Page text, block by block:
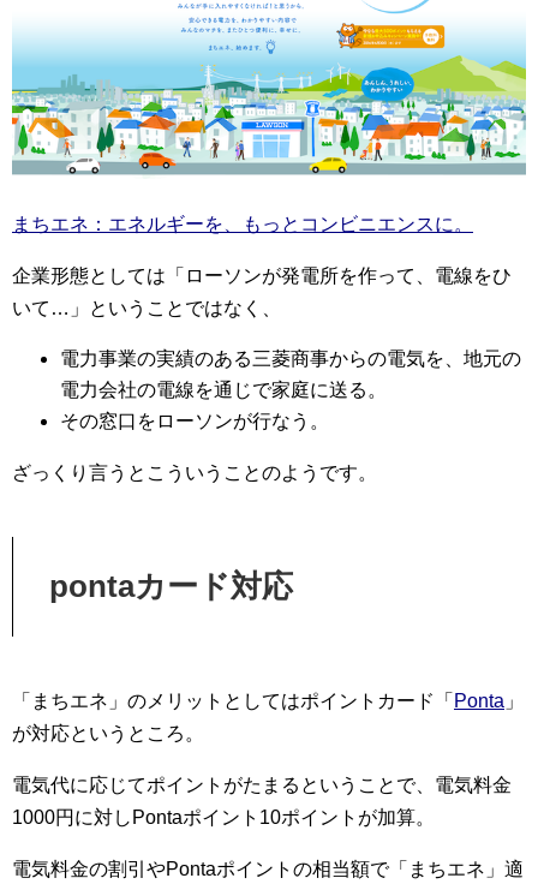
まちエネ：エネルギーを、もっとコンビニエンスに。
企業形態としては「ローソンが発電所を作って、電線をひ
いて…」ということではなく、
電力事業の実績のある三菱商事からの電気を、地元の
電力会社の電線を通じで家庭に送る。
その窓口をローソンが行なう。
ざっくり言うとこういうことのようです。
pontaカード対応
「まちエネ」のメリットとしてはポイントカード「 Ponta 」
が対応というところ。
電気代に応じてポイントがたまるということで、電気料金
1000円に対しPontaポイント10ポイントが加算。
電気料金の割引やPontaポイントの相当額で「まちエネ」適